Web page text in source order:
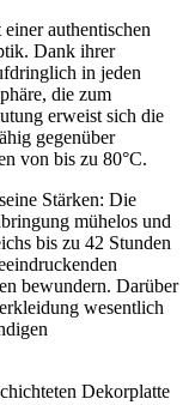
authentischen
Dank ihrer
in jeden
die zum
erweist sich die
gegenüber
von bis zu 80°C.
Stärken: Die
mühelos und
bis zu 42 Stunden
bewundern. Darüber
wesentlich
Dekorplatte